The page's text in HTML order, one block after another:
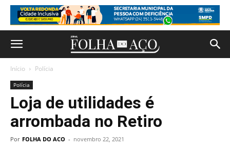
Início Polícia
Polícia
Loja de utilidades é
arrombada no Retiro
Por FOLHA DO ACO - novembro 22, 2021